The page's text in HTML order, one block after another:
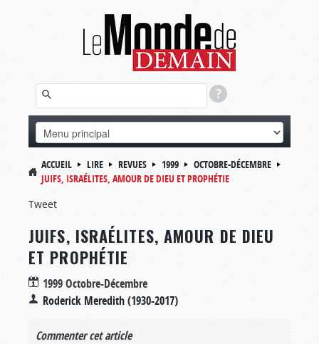
ACCUEIL LIRE REVUES 1999
OCTOBRE-DÉCEMBRE
JUIFS, ISRAÉLITES, AMOUR DE DIEU ET PROPHÉTIE
Tweet
JUIFS, ISRAÉLITES, AMOUR DE DIEU
ET PROPHÉTIE
1999 Octobre-Décembre
Roderick Meredith (1930-2017)
Commenter cet article